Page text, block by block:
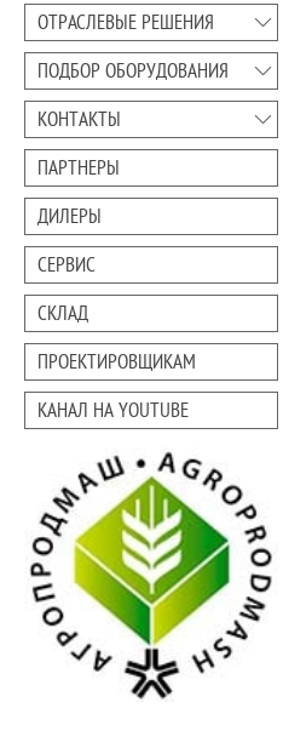
ОТРАСЛЕВЫЕ РЕШЕНИЯ
ПОДБОР ОБОРУДОВАНИЯ
КОНТАКТЫ
ПАРТНЕРЫ
ДИЛЕРЫ
СЕРВИС
СКЛАД
ПРОЕКТИРОВЩИКАМ
КАНАЛ НА YOUTUBE